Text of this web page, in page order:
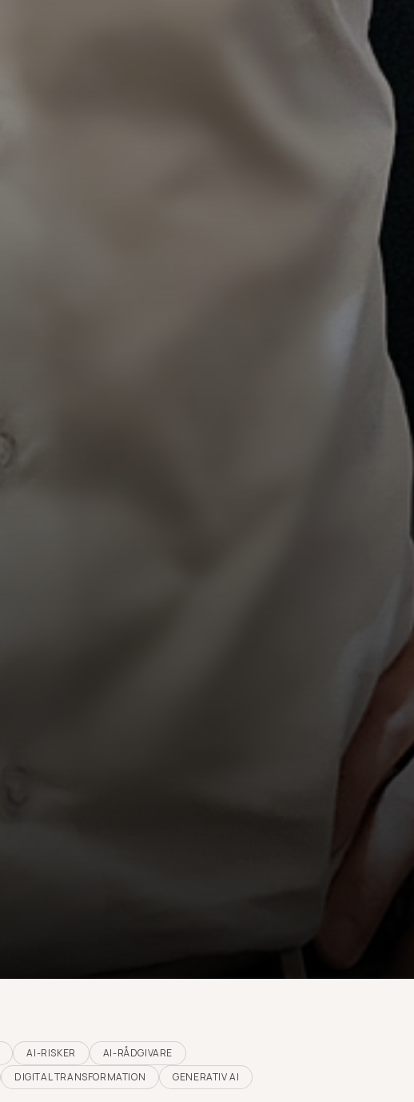
AI-RISKER
AI-RÅDGIVARE
DIGITAL TRANSFORMATION
GENERATIV AI